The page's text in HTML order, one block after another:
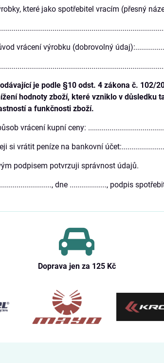
které jako spotřebitel vracím (přesný
vrácení výrobku (dobrovolný
je podle §10 odst. 4 zákona č. 102/
hodnoty zboží, které vzniklo v důsledku
a funkčnosti zboží.
vrácení kupní ceny:
si vrátit peníze na bankovní
podpisem potvrzuji správnost údajů.
dne ..................., podpis
Doprava jen za 125 Kč